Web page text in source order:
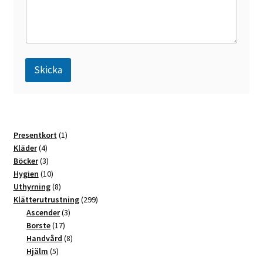
Skicka
e
r
n
a
t
i
v
e
Presentkort 11
Kläder 44
produkter
Böcker 33
produkter
Hygien 1010
produkter
Uthyrning 88
produkter
Klätterutrustning 299299
Ascender 33
Borste 1717
produkter
Handvård 88
Hjälm 55